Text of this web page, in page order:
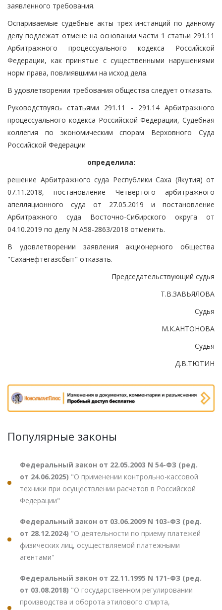
заявленного требования.
Оспариваемые судебные акты трех инстанций по данному
делу подлежат отмене на основании части 1 статьи 291.11
Арбитражного процессуального кодекса Российской
Федерации, как принятые с существенными нарушениями
норм права, повлиявшими на исход дела.
В удовлетворении требования общества следует отказать.
Руководствуясь статьями 291.11 - 291.14 Арбитражного
процессуального кодекса Российской Федерации, Судебная
коллегия по экономическим спорам Верховного Суда
Российской Федерации
определила:
решение Арбитражного суда Республики Саха (Якутия) от
07.11.2018, постановление Четвертого арбитражного
апелляционного суда от 27.05.2019 и постановление
Арбитражного суда Восточно-Сибирского округа от
04.10.2019 по делу N А58-2863/2018 отменить.
В удовлетворении заявления акционерного общества
"Саханефтегазсбыт" отказать.
Председательствующий судья
Т.В.ЗАВЬЯЛОВА
Судья
М.К.АНТОНОВА
Судья
Д.В.ТЮТИН
Популярные законы
Федеральный закон от 22.05.2003 N 54-ФЗ (ред.
от 24.06.2025) "О применении контрольно-кассовой
техники при осуществлении расчетов в Российской
Федерации"
Федеральный закон от 03.06.2009 N 103-ФЗ (ред.
от 28.12.2024) "О деятельности по приему платежей
физических лиц, осуществляемой платежными
агентами"
Федеральный закон от 22.11.1995 N 171-ФЗ (ред.
от 03.08.2018) "О государственном регулировании
производства и оборота этилового спирта,